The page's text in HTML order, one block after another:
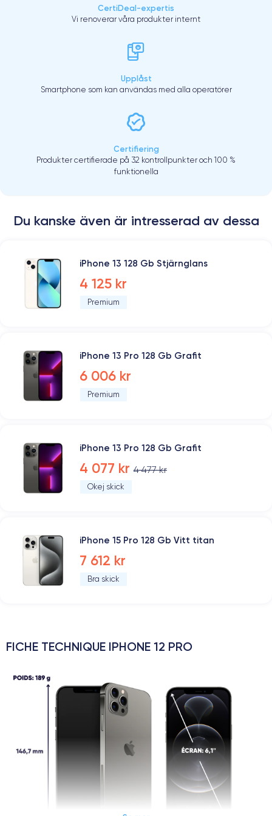
CertiDeal-expertis
Vi renoverar våra produkter internt
Upplåst
Smartphone som kan användas med alla operatörer
Certifiering
Produkter certifierade på 32 kontrollpunkter och 100 %
funktionella
Du kanske även är intresserad av dessa
iPhone 13 128 Gb Stjärnglans
4 125 kr
Premium
iPhone 13 Pro 128 Gb Grafit
6 006 kr
Premium
iPhone 13 Pro 128 Gb Grafit
4 077 kr 4 477 kr
Okej skick
iPhone 15 Pro 128 Gb Vitt titan
7 612 kr
Bra skick
FICHE TECHNIQUE IPHONE 12 PRO